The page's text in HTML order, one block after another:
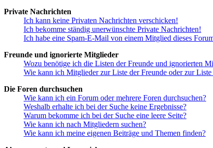
Private Nachrichten
Ich kann keine Privaten Nachrichten verschicken!
Ich bekomme ständig unerwünschte Private Nachrichten!
Ich habe eine Spam-E-Mail von einem Mitglied dieses
Freunde und ignorierte Mitglieder
Wozu benötige ich die Listen der Freunde und ignorierten
Wie kann ich Mitglieder zur Liste der Freunde oder zur
Die Foren durchsuchen
Wie kann ich ein Forum oder mehrere Foren durchsuchen?
Weshalb erhalte ich bei der Suche keine Ergebnisse?
Warum bekomme ich bei der Suche eine leere Seite?
Wie kann ich nach Mitgliedern suchen?
Wie kann ich meine eigenen Beiträge und Themen finden?